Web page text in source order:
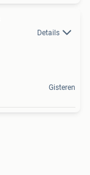
Details
Gisteren